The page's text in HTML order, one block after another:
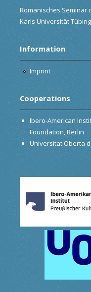
Romanisches Seminar
Karls Universität
Information
Imprint
Cooperations
Ibero-American
Foundation, Berlin
Universitat Oberta